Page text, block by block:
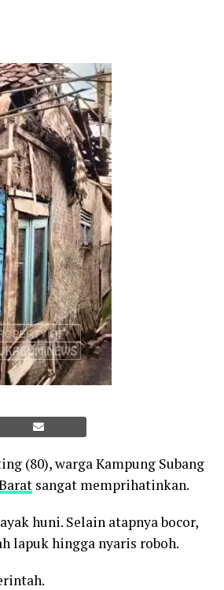
(80), warga Kampung Subang
sangat memprihatinkan.
huni. Selain atapnya bocor,
lapuk hingga nyaris roboh.